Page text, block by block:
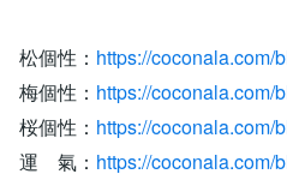
松個性： https://coconala.com/
梅個性： https://coconala.com/
桜個性： https://coconala.com/
運 氣： https://coconala.com/